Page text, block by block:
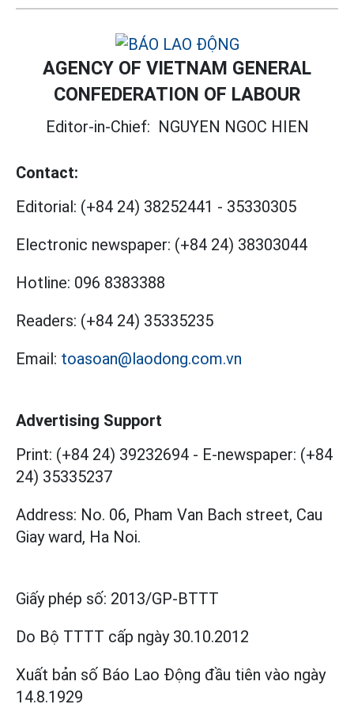
AGENCY OF VIETNAM GENERAL
CONFEDERATION OF LABOUR
Editor-in-Chief: NGUYEN NGOC HIEN
Contact:
Editorial: (+84 24) 38252441 - 35330305
Electronic newspaper: (+84 24) 38303044
Hotline: 096 8383388
Readers: (+84 24) 35335235
Email: toasoan@laodong.com.vn
Advertising Support
Print: (+84 24) 39232694 - E-newspaper: (+84
24) 35335237
Address: No. 06, Pham Van Bach street, Cau
Giay ward, Ha Noi.
Giấy phép số: 2013/GP-BTTT
Do Bộ TTTT cấp ngày 30.10.2012
Xuất bản số Báo Lao Động đầu tiên vào ngày
14.8.1929